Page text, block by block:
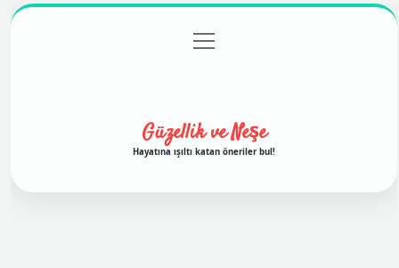
Gizlilik Politikası
menüyü
aç
Güzellik ve Neşe
Hayatına ışıltı katan öneriler bul!